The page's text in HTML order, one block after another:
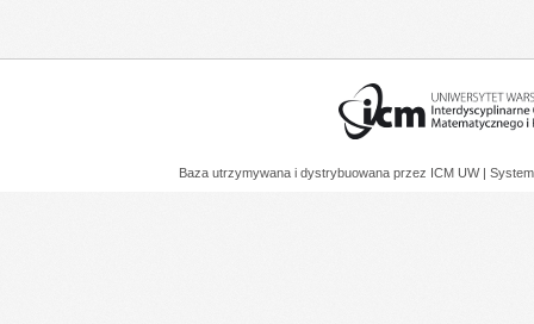
Baza utrzymywana i dystrybuowana przez ICM UW |